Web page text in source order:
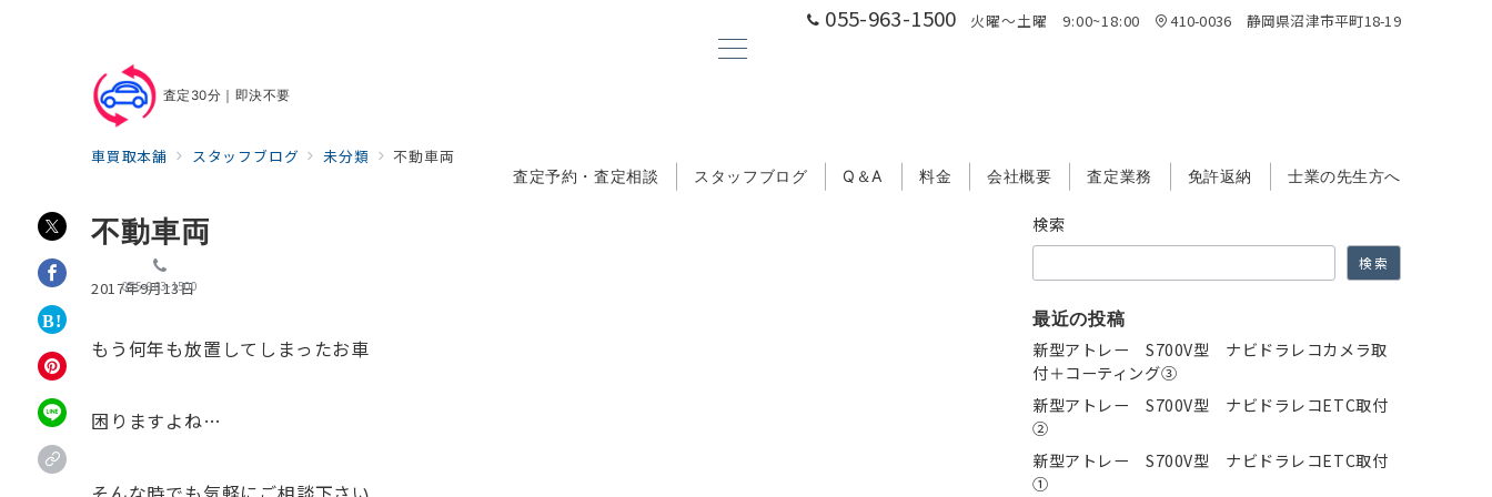
055-963-1500 火曜～土曜 9:00~18:00 410-0036 静岡県沼津市平町18-19
査定30分｜即決不要
査定予約・査定相談 スタッフブログ Q＆A 料金 会社概要 査定業務 免許返納 士業の先生方へ
055-963-1500
車買取本舗 スタッフブログ 未分類 不動車両
不動車両
2017年9月13日
もう何年も放置してしまったお車
困りますよね…
検索
検索
最近の投稿
新型アトレー S700V型 ナビドラレコカメラ取
付＋コーティング③
新型アトレー S700V型 ナビドラレコETC取付
②
新型アトレー S700V型 ナビドラレコETC取付
①